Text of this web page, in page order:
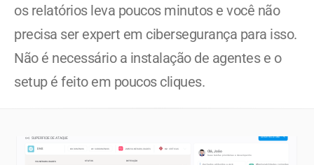
os relatórios leva poucos minutos e você não
precisa ser expert em cibersegurança para isso.
Não é necessário a instalação de agentes e o
setup é feito em poucos cliques.